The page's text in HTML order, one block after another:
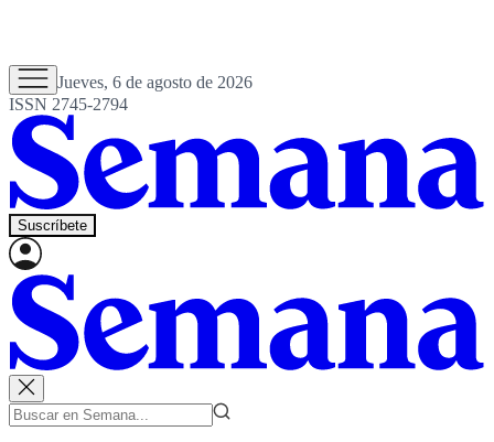
Jueves, 6 de agosto de 2026
ISSN 2745-2794
Suscríbete